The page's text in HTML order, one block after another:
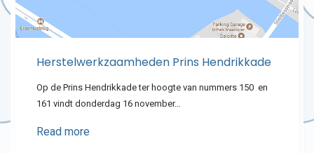
Herstelwerkzaamheden Prins Hendrikkade
Op de Prins Hendrikkade ter hoogte van nummers 150 en
161 vindt donderdag 16 november…
Read more